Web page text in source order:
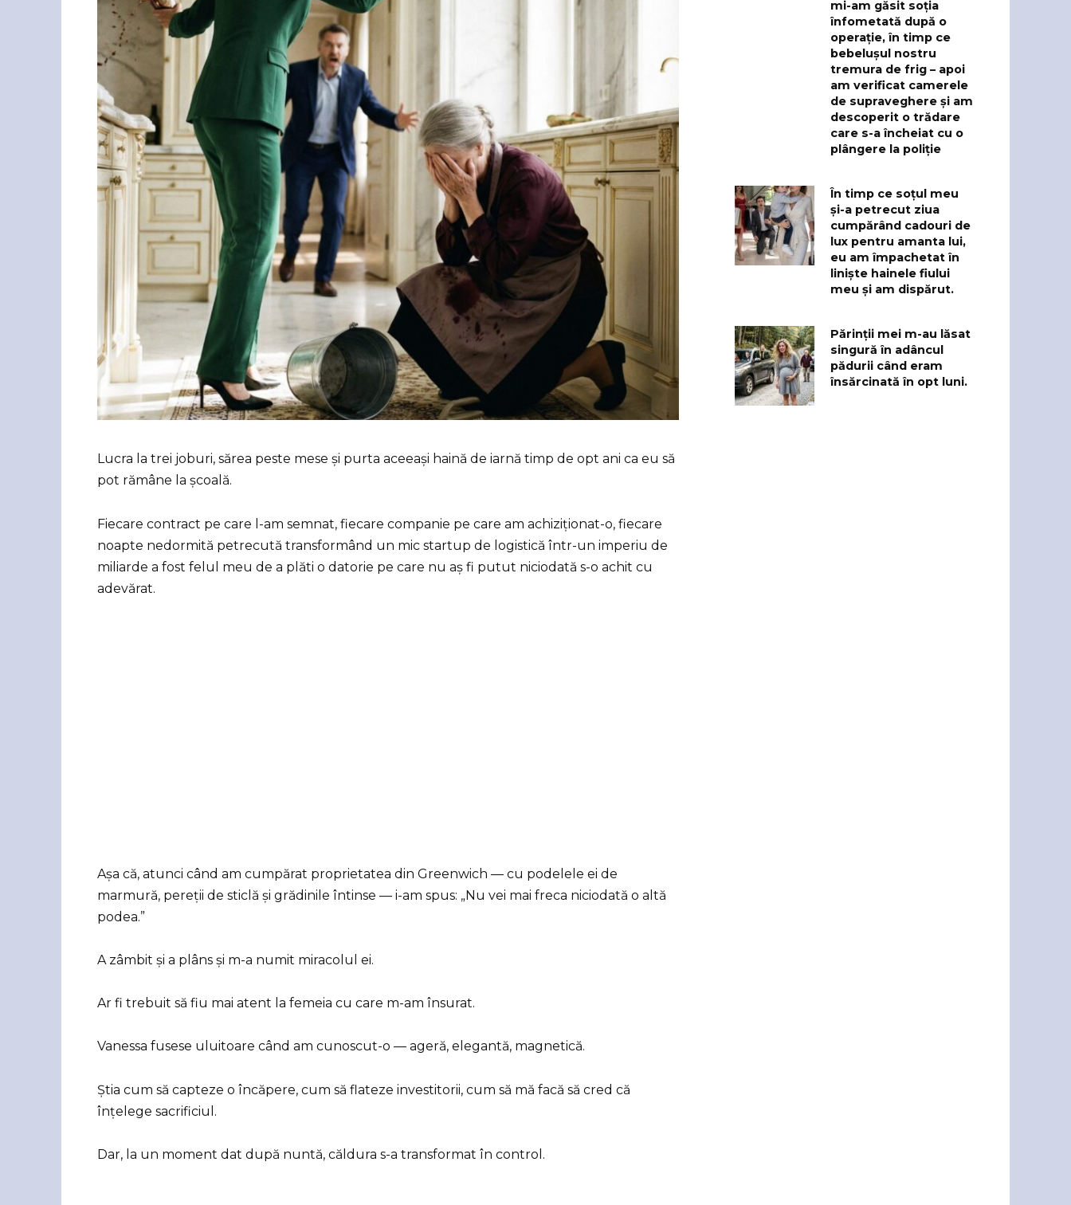
Lucra la trei joburi, sărea peste mese și purta aceeași haină de iarnă timp de opt ani ca eu să
pot rămâne la școală.
Fiecare contract pe care l-am semnat, fiecare companie pe care am achiziționat-o, fiecare
noapte nedormită petrecută transformând un mic startup de logistică într-un imperiu de
miliarde a fost felul meu de a plăti o datorie pe care nu aș fi putut niciodată s-o achit cu
adevărat.
Așa că, atunci când am cumpărat proprietatea din Greenwich — cu podelele ei de
marmură, pereții de sticlă și grădinile întinse — i-am spus: „Nu vei mai freca niciodată o altă
podea.”
A zâmbit și a plâns și m-a numit miracolul ei.
Ar fi trebuit să fiu mai atent la femeia cu care m-am însurat.
Vanessa fusese uluitoare când am cunoscut-o — ageră, elegantă, magnetică.
Știa cum să capteze o încăpere, cum să flateze investitorii, cum să mă facă să cred că
înțelege sacrificiul.
Dar, la un moment dat după nuntă, căldura s-a transformat în control.
mi-am găsit soția
înfometată după o
operație, în timp ce
bebelușul nostru
tremura de frig – apoi
am verificat camerele
de supraveghere și am
descoperit o trădare
care s-a încheiat cu o
plângere la poliție
În timp ce soțul meu
și-a petrecut ziua
cumpărând cadouri de
lux pentru amanta lui,
eu am împachetat în
liniște hainele fiului
meu și am dispărut.
Părinții mei m-au lăsat
singură în adâncul
pădurii când eram
însărcinată în opt luni.